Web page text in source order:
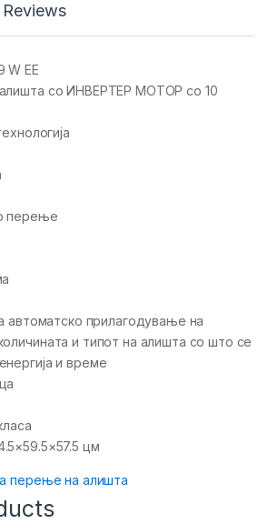
Reviews
W EE
со ИНВЕРТЕР МОТОР со 10
перење
автоматско прилагодување на
и типот на алишта со што се
и време
цм
перење на алишта